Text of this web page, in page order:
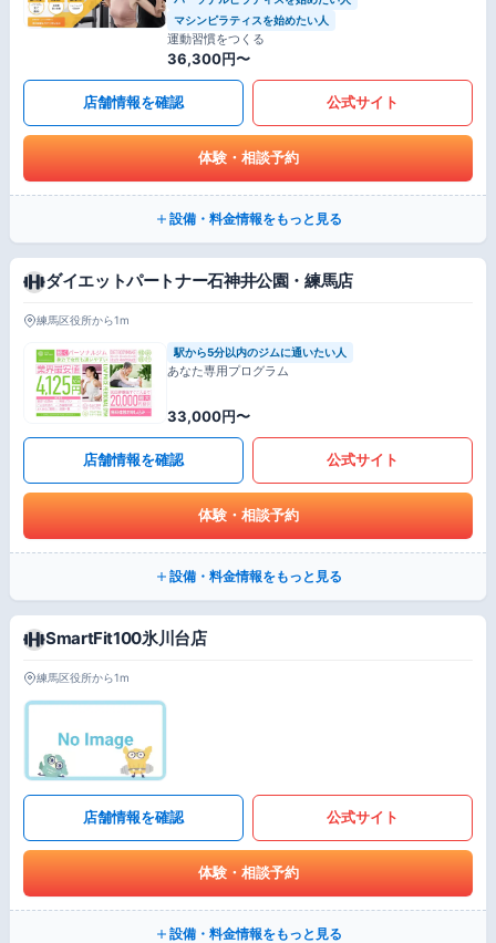
マシンピラティスを始めたい人
運動習慣をつくる
36,300円〜
店舗情報を確認 公式サイト
体験・相談予約
設備・料金情報をもっと見る
ダイエットパートナー石神井公園・練馬店
練馬区役所から1m
駅から5分以内のジムに通いたい人
あなた専用プログラム
33,000円〜
店舗情報を確認 公式サイト
体験・相談予約
設備・料金情報をもっと見る
SmartFit100氷川台店
練馬区役所から1m
店舗情報を確認 公式サイト
体験・相談予約
設備・料金情報をもっと見る